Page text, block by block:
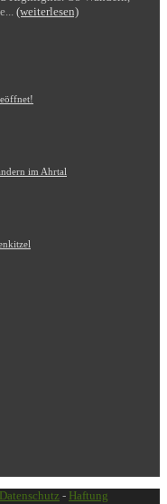
(weiterlesen)
im Ahrtal
Datenschutz - Haftung